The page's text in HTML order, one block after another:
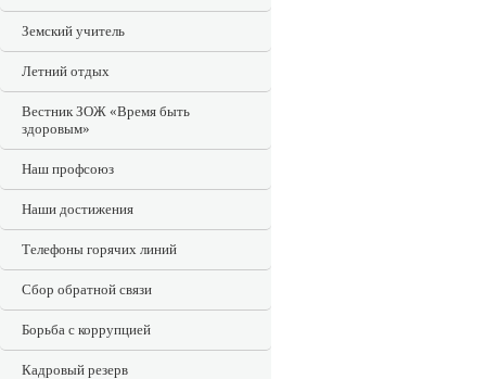
Земский учитель
Летний отдых
Вестник ЗОЖ «Время быть
здоровым»
Наш профсоюз
Наши достижения
Телефоны горячих линий
Сбор обратной связи
Борьба с коррупцией
Кадровый резерв